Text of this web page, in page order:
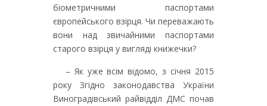
біометричними паспортами
європейського взірця. Чи переважають
вони над звичайними паспортами
старого взірця у вигляді книжечки?
– Як уже всім відомо, з січня 2015
року Згідно законодавства України
Виноградівський райвідділ ДМС почав